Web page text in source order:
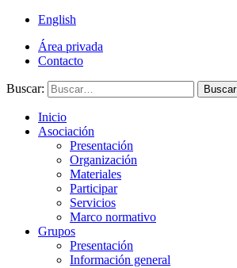
English
Área privada
Contacto
Buscar: Buscar
Inicio
Asociación
Presentación
Organización
Materiales
Participar
Servicios
Marco normativo
Grupos
Presentación
Información general